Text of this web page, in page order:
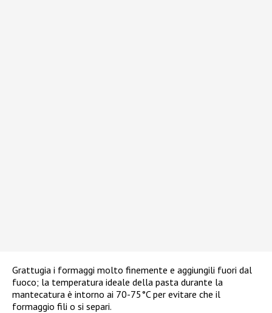
Grattugia i formaggi molto finemente e aggiungili fuori dal
fuoco; la temperatura ideale della pasta durante la
mantecatura è intorno ai 70-75°C per evitare che il
formaggio fili o si separi.